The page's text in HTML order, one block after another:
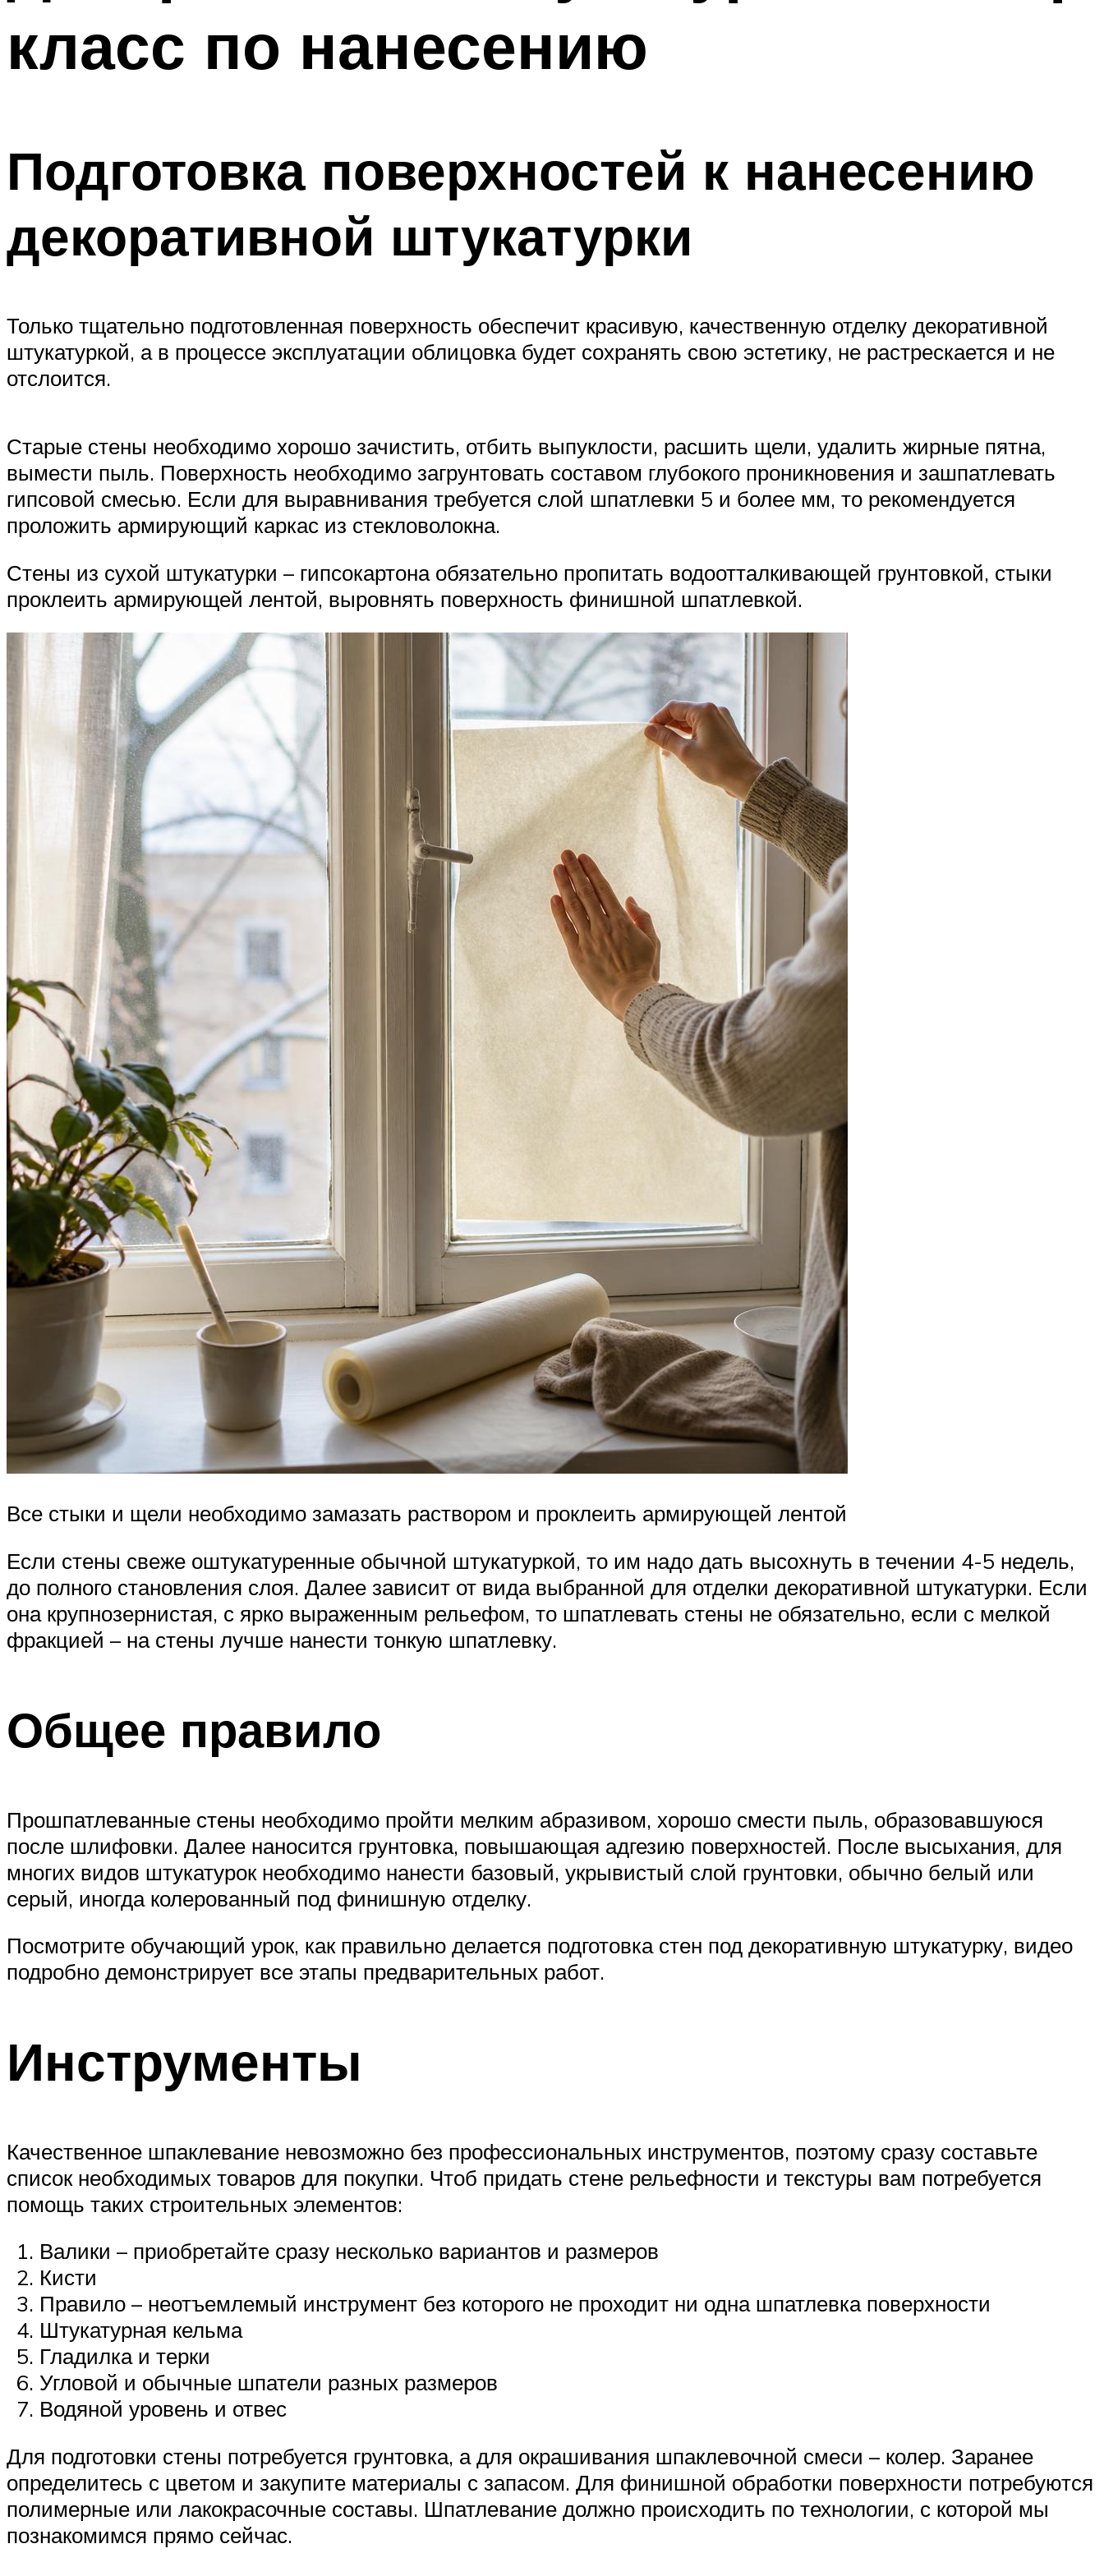
класс по нанесению
Подготовка поверхностей к нанесению
декоративной штукатурки
Только тщательно подготовленная поверхность обеспечит красивую, качественную отделку декоративной
штукатуркой, а в процессе эксплуатации облицовка будет сохранять свою эстетику, не растрескается и не
отслоится.
Старые стены необходимо хорошо зачистить, отбить выпуклости, расшить щели, удалить жирные пятна,
вымести пыль. Поверхность необходимо загрунтовать составом глубокого проникновения и зашпатлевать
гипсовой смесью. Если для выравнивания требуется слой шпатлевки 5 и более мм, то рекомендуется
проложить армирующий каркас из стекловолокна.
Стены из сухой штукатурки – гипсокартона обязательно пропитать водоотталкивающей грунтовкой, стыки
проклеить армирующей лентой, выровнять поверхность финишной шпатлевкой.
Все стыки и щели необходимо замазать раствором и проклеить армирующей лентой
Если стены свеже оштукатуренные обычной штукатуркой, то им надо дать высохнуть в течении 4-5 недель,
до полного становления слоя. Далее зависит от вида выбранной для отделки декоративной штукатурки. Если
она крупнозернистая, с ярко выраженным рельефом, то шпатлевать стены не обязательно, если с мелкой
фракцией – на стены лучше нанести тонкую шпатлевку.
Общее правило
Прошпатлеванные стены необходимо пройти мелким абразивом, хорошо смести пыль, образовавшуюся
после шлифовки. Далее наносится грунтовка, повышающая адгезию поверхностей. После высыхания, для
многих видов штукатурок необходимо нанести базовый, укрывистый слой грунтовки, обычно белый или
серый, иногда колерованный под финишную отделку.
Посмотрите обучающий урок, как правильно делается подготовка стен под декоративную штукатурку, видео
подробно демонстрирует все этапы предварительных работ.
Инструменты
Качественное шпаклевание невозможно без профессиональных инструментов, поэтому сразу составьте
список необходимых товаров для покупки. Чтоб придать стене рельефности и текстуры вам потребуется
помощь таких строительных элементов:
Валики – приобретайте сразу несколько вариантов и размеров
Кисти
Правило – неотъемлемый инструмент без которого не проходит ни одна шпатлевка поверхности
Штукатурная кельма
Гладилка и терки
Угловой и обычные шпатели разных размеров
Водяной уровень и отвес
Для подготовки стены потребуется грунтовка, а для окрашивания шпаклевочной смеси – колер. Заранее
определитесь с цветом и закупите материалы с запасом. Для финишной обработки поверхности потребуются
полимерные или лакокрасочные составы. Шпатлевание должно происходить по технологии, с которой мы
познакомимся прямо сейчас.